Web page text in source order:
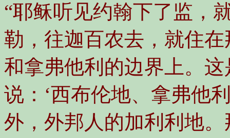
“耶稣听见约翰下了监，
勒，往迦百农去，就住
和拿弗他利的边界上。
说： ‘西布伦地、拿弗他
外，外邦人的加利利地